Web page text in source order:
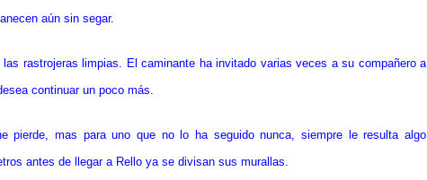
aún sin segar.
las rastrojeras limpias. El caminante ha invitado varias veces a su compañero a
continuar un poco más.
pierde, mas para uno que no lo ha seguido nunca, siempre le resulta algo
antes de llegar a Rello ya se divisan sus murallas.